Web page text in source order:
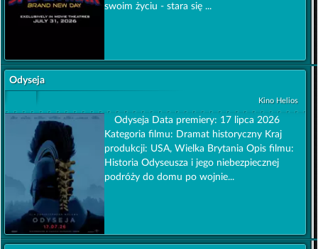
swoim życiu - stara się ...
Odyseja
Kino Helios
Odyseja Data premiery: 17 lipca 2026
Kategoria filmu: Dramat historyczny Kraj
produkcji: USA, Wielka Brytania Opis filmu:
Historia Odyseusza i jego niebezpiecznej
podróży do domu po wojnie...